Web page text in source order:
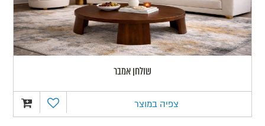
שולחן אמבר
צפיה במוצר